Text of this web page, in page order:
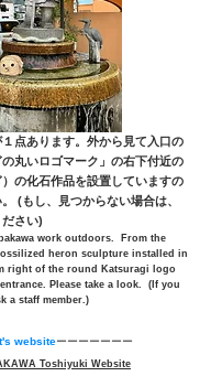
点あります。 外から見て入口の
丸いロゴマーク」の右下付近の
の化石作品を設置していますの
(もし、見つからない場合は、
さい)
work outdoors. From the
heron sculpture installed in
right of the round Katsuragi logo
Please take a look. (If you
a staff member.)
websiteーーーーーーー
Toshiyuki Website